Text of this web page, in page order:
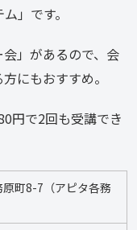
」です。
」があるので、会
にもおすすめ。
円で2回も受講でき
町8-7（アピタ各務